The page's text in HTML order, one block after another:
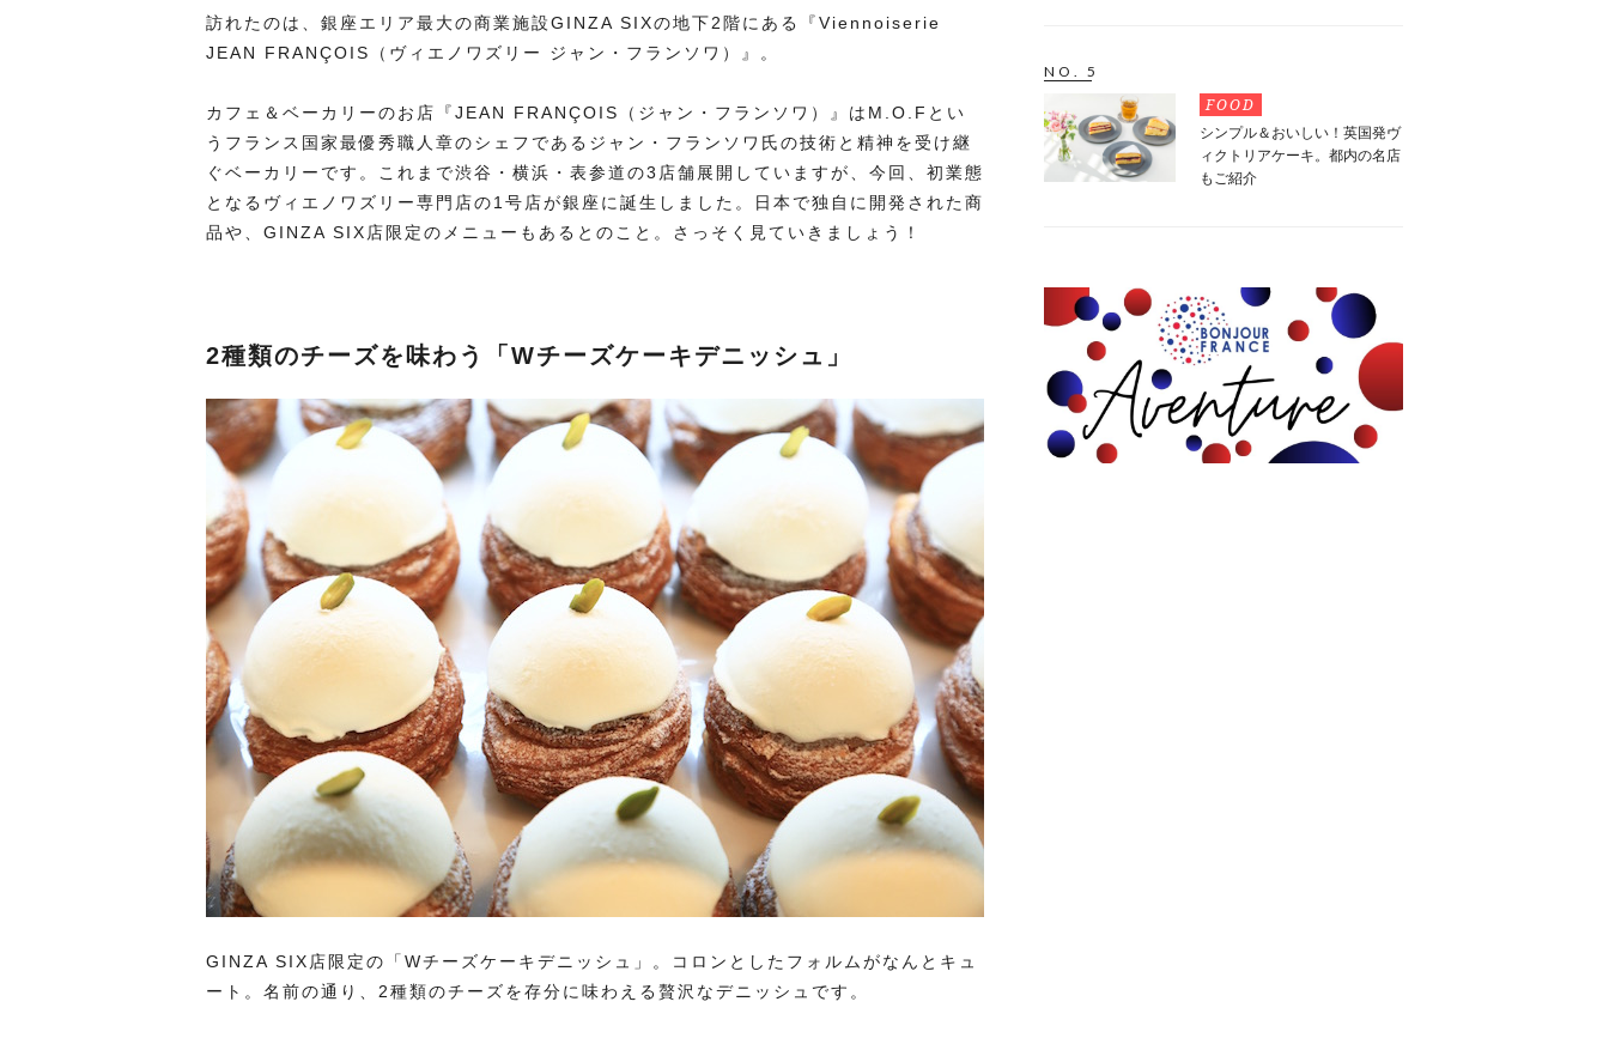
訪れたのは、銀座エリア最大の商業施設GINZA SIXの地下2階にある『Viennoiserie
JEAN FRANÇOIS（ヴィエノワズリー ジャン・フランソワ）』。
カフェ＆ベーカリーのお店『JEAN FRANÇOIS（ジャン・フランソワ）』はM.O.Fとい
うフランス国家最優秀職人章のシェフであるジャン・フランソワ氏の技術と精神を受け継
ぐベーカリーです。これまで渋谷・横浜・表参道の3店舗展開していますが、今回、初業態
となるヴィエノワズリー専門店の1号店が銀座に誕生しました。日本で独自に開発された商
品や、GINZA SIX店限定のメニューもあるとのこと。さっそく見ていきましょう！
2種類のチーズを味わう「Wチーズケーキデニッシュ」
GINZA SIX店限定の「Wチーズケーキデニッシュ」。コロンとしたフォルムがなんとキュ
ート。名前の通り、2種類のチーズを存分に味わえる贅沢なデニッシュです。
NO. 5
FOOD
シンプル＆おいしい！英国発ヴ
ィクトリアケーキ。都内の名店
もご紹介